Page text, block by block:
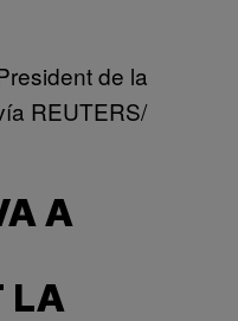
de la
REUTERS/
A
LA